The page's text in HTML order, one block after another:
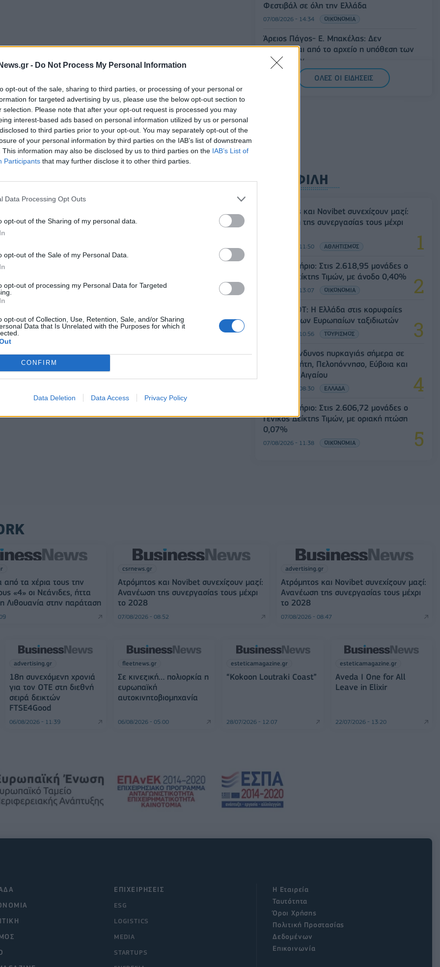
- Do Not Process My Personal Information
opt-out of the sale, sharing to third parties, or processing of your personal or
for targeted advertising by us, please use the below opt-out section to
selection. Please note that after your opt-out request is processed you may
interest-based ads based on personal information utilized by us or personal
to third parties prior to your opt-out. You may separately opt-out of the
of your personal information by third parties on the IAB’s list of downstream
This information may also be disclosed by us to third parties on the IAB’s List of
Participants that may further disclose it to other third parties.
Data Processing Opt Outs
opt-out of the Sharing of my personal data.
opt-out of the Sale of my Personal Data.
opt-out of processing my Personal Data for Targeted
opt-out of Collection, Use, Retention, Sale, and/or Sharing
Data that Is Unrelated with the Purposes for which it
CONFIRM
Data Deletion Data Access Privacy Policy
Φεστιβάλ σε όλη την Ελλάδα
07/08/2026 - 14:34 ΟΙΚΟΝΟΜΙΑ
Άρειος Πάγος- Ε. Μπακέλας: Δεν
ανασύρεται από το αρχείο η υπόθεση των
υποκλοπών
07/08/2026 - 14:11 ΕΛΛΑΔΑ
ΟΛΕΣ ΟΙ ΕΙΔΗΣΕΙΣ
ΔΗΜΟΦΙΛΗ
Ατρόμητος και Novibet συνεχίζουν μαζί:
Ανανέωση της συνεργασίας τους μέχρι
07/08/2026 - 11:50 ΑΘΛΗΤΙΣΜΟΣ
Χρηματιστήριο: Στις 2.618,95 μονάδες ο
Γενικός Δείκτης Τιμών, με άνοδο 0,40%
07/08/2026 - 13:07 ΟΙΚΟΝΟΜΙΑ
Έρευνα ΕΟΤ: Η Ελλάδα στις κορυφαίες
επιλογές των Ευρωπαίων ταξιδιωτών
07/08/2026 - 10:56 ΤΟΥΡΙΣΜΟΣ
Υψηλός κίνδυνος πυρκαγιάς σήμερα σε
Αττική, Κρήτη, Πελοπόννησο, Εύβοια και
νησιά του Αιγαίου
07/08/2026 - 08:30 ΕΛΛΑΔΑ
Χρηματιστήριο: Στις 2.606,72 μονάδες ο
Γενικός Δείκτης Τιμών, με οριακή πτώση
0,07%
07/08/2026 - 11:38 ΟΙΚΟΝΟΜΙΑ
τα χέρια τους την
«4» οι Νεάνιδες, ήττα
Λιθουανία στην παράταση
csrnews.gr
Ατρόμητος και Novibet συνεχίζουν μαζί:
Ανανέωση της συνεργασίας τους μέχρι
το 2028
07/08/2026 - 08:52
advertising.gr
Ατρόμητος και Novibet συνεχίζουν μαζί:
Ανανέωση της συνεργασίας τους μέχρι
το 2028
07/08/2026 - 08:47
advertising.gr
18η συνεχόμενη χρονιά
για τον ΟΤΕ στη διεθνή
σειρά δεικτών
FTSE4Good
06/08/2026 - 11:39
fleetnews.gr
Σε κινεζική… πολιορκία η
ευρωπαϊκή
αυτοκινητοβιομηχανία
06/08/2026 - 05:00
esteticamagazine.gr
“Kokoon Loutraki Coast”
28/07/2026 - 12:07
esteticamagazine.gr
Aveda I One for All
Leave in Elixir
22/07/2026 - 13:20
ΕΠΙΧΕΙΡΗΣΕΙΣ
ESG
LOGISTICS
MEDIA
STARTUPS
Η Εταιρεία
Ταυτότητα
Όροι Χρήσης
Πολιτική Προστασίας
Δεδομένων
Επικοινωνία